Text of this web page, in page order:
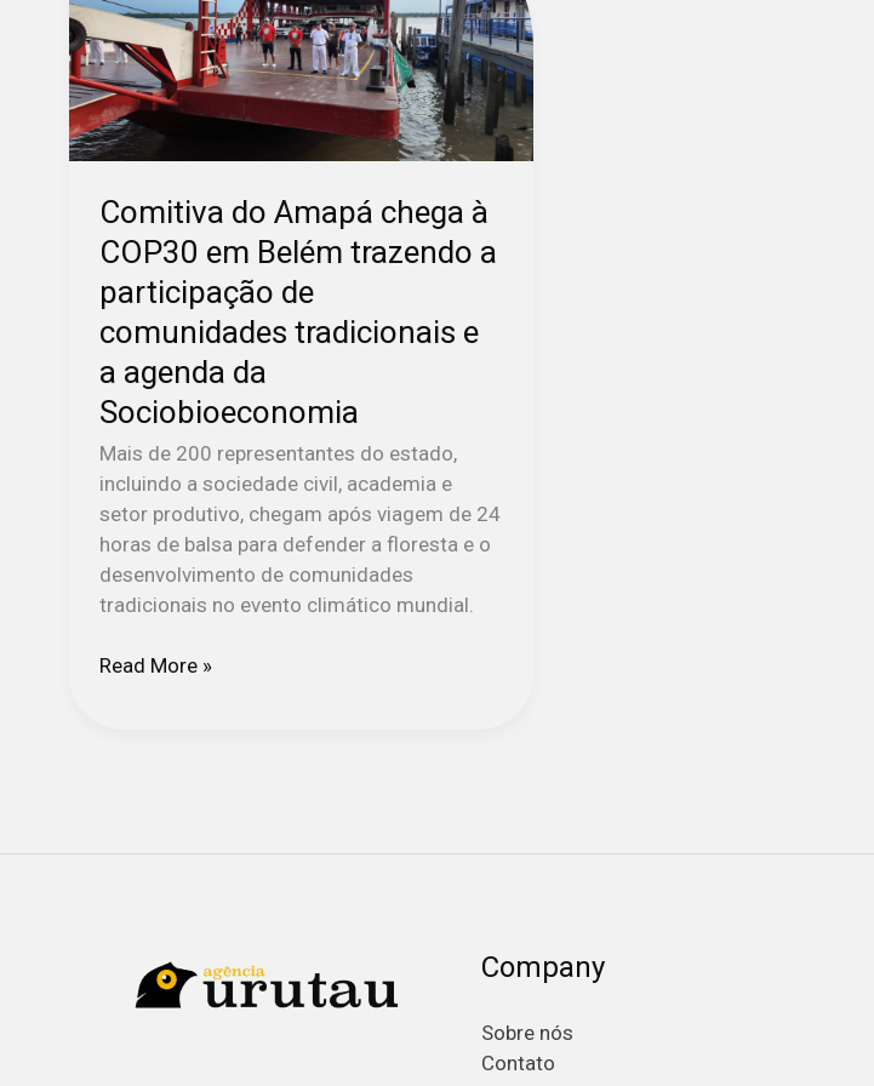
Comitiva do Amapá chega à
COP30 em Belém trazendo a
participação de
comunidades tradicionais e
a agenda da
Sociobioeconomia
Mais de 200 representantes do estado,
incluindo a sociedade civil, academia e
setor produtivo, chegam após viagem de 24
horas de balsa para defender a floresta e o
desenvolvimento de comunidades
tradicionais no evento climático mundial.
à
COP30
em
Belém
trazendo
participação
de
comunidades
tradicionais
e
a
agenda
da
Sociobioeconomia
Read More »
Company
Sobre nós
Contato